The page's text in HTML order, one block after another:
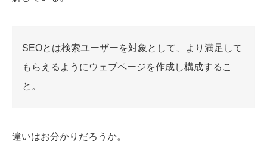
SEOとは検索ユーザーを対象として、より満足して
もらえるようにウェブページを作成し構成するこ
と。
違いはお分かりだろうか。